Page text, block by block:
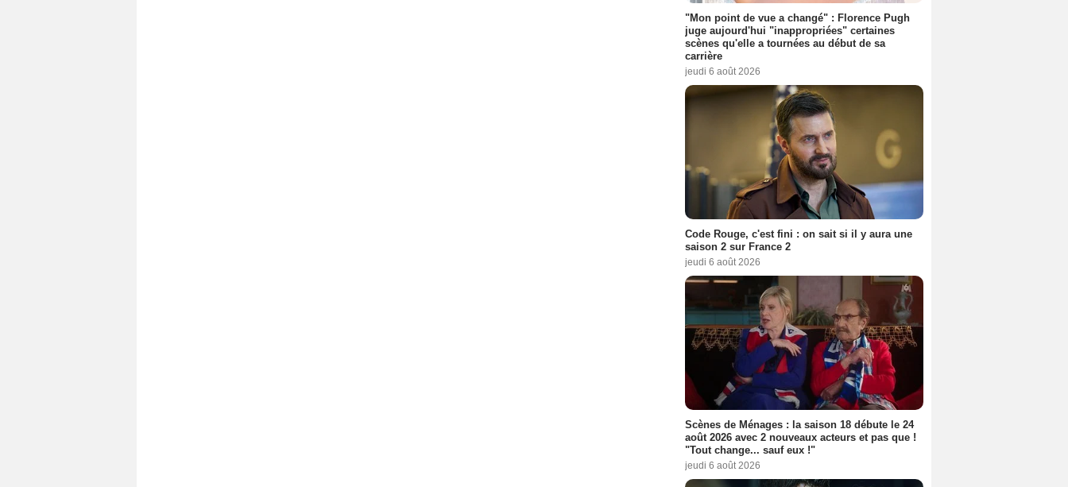
"Mon point de vue a changé" : Florence Pugh
juge aujourd'hui "inappropriées" certaines
scènes qu'elle a tournées au début de sa
carrière
jeudi 6 août 2026
Code Rouge, c'est fini : on sait si il y aura une
saison 2 sur France 2
jeudi 6 août 2026
Scènes de Ménages : la saison 18 débute le 24
août 2026 avec 2 nouveaux acteurs et pas que !
"Tout change... sauf eux !"
jeudi 6 août 2026